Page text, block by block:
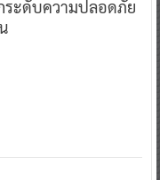
ระดับความปลอดภัย